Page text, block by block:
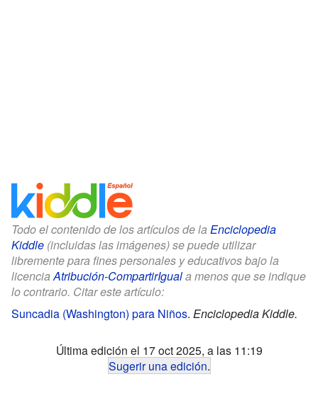
Todo el contenido de los artículos de la Enciclopedia
Kiddle (incluidas las imágenes) se puede utilizar
libremente para fines personales y educativos bajo la
licenciaAtribución-CompartirIguala menos que se indique
lo contrario. Citar este artículo:
Suncadia (Washington) para Niños. Enciclopedia Kiddle.
Última edición el 17 oct 2025, a las 11:19
Sugerir una edición.